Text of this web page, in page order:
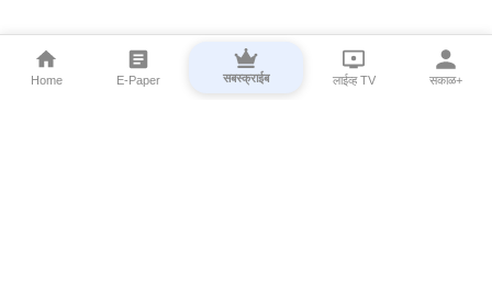
Home E-Paper सबस्क्राईब लाईव्ह TV सकाळ+